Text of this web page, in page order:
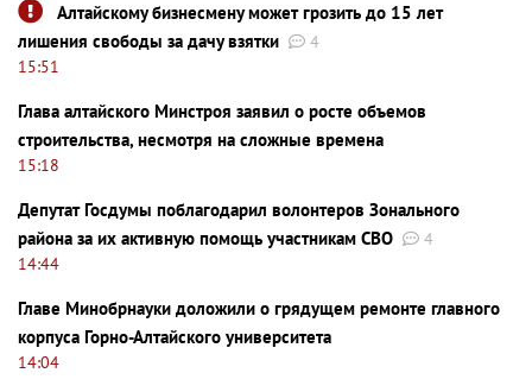
Алтайскому бизнесмену может грозить до 15 лет
лишения свободы за дачу взятки
4
15:51
Глава алтайского Минстроя заявил о росте объемов
строительства, несмотря на сложные времена
15:18
Депутат Госдумы поблагодарил волонтеров Зонального
района за их активную помощь участникам СВО
4
14:44
Главе Минобрнауки доложили о грядущем ремонте главного
корпуса Горно-Алтайского университета
14:04